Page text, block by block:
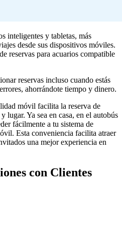
inteligentes y tabletas, más
desde sus dispositivos móviles.
reservas para acuarios compatible
reservas incluso cuando estás
ahorrándote tiempo y dinero.
móvil facilita la reserva de
lugar. Ya sea en casa, en el autobús
fácilmente a tu sistema de
Esta conveniencia facilita atraer
una mejor experiencia en
con Clientes